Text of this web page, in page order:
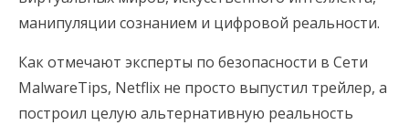
манипуляции сознанием и цифровой реальности.
Как отмечают эксперты по безопасности в Сети
MalwareTips, Netflix не просто выпустил трейлер, а
построил целую альтернативную реальность